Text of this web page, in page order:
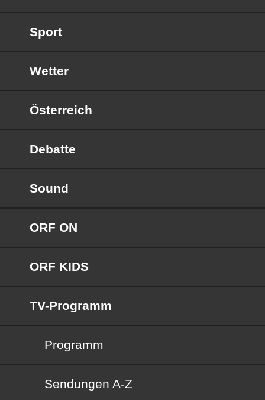
Sport
Wetter
Österreich
Debatte
Sound
ORF ON
ORF KIDS
TV-Programm
Programm
Sendungen von A bis Z
Sendungen A-Z